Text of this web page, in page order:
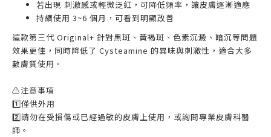
若出現 刺激感或輕微泛紅，可降低頻率，讓皮膚逐漸適應
持續使用 3~6 個月，可看到明顯改善
這款第三代 Original+ 針對黑斑、黃褐斑、色素沉澱、暗沉等問題
效果更佳，同時降低了 Cysteamine 的異味與刺激性，適合大多
數膚質使用。
⚠注意事項
1️⃣僅供外用
2️⃣請勿在受損傷或已經過敏的皮膚上使用，或詢問專業皮膚科醫
師。